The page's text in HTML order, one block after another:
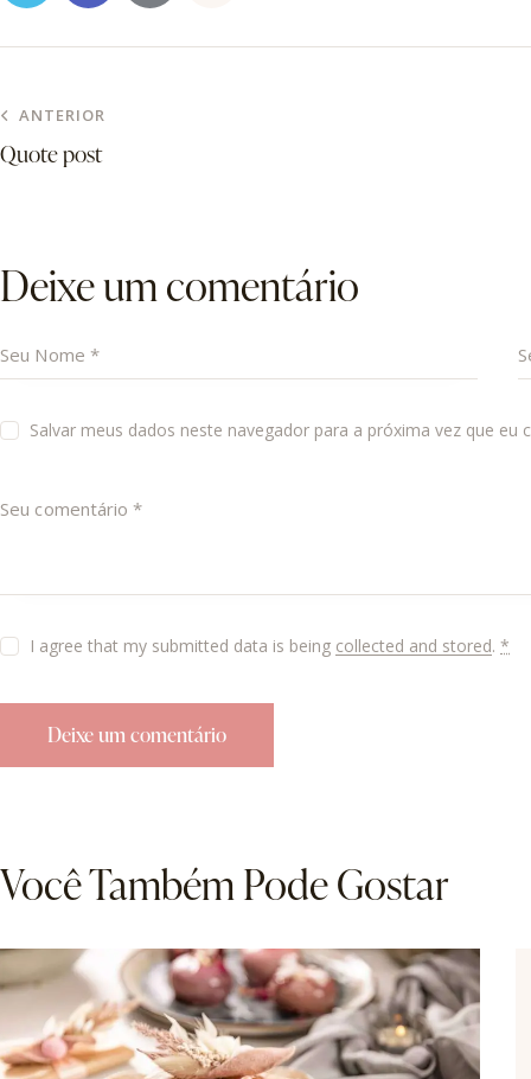
ANTERIOR
Quote post
Deixe um comentário
Salvar meus dados neste navegador para a próxima vez que eu
I agree that my submitted data is being collected and stored.*
Você Também Pode Gostar